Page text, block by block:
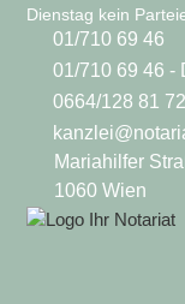
Dienstag kein
01/710 69 46
01/710 69 46 -
0664/128 81 72
Mariahilfer
1060 Wien